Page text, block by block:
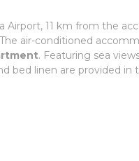
Airport, 11 km from the
air-conditioned
. Featuring sea
bed linen are provided in